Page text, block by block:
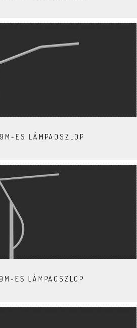
ES LÁMPAOSZLOP
ES LÁMPAOSZLOP